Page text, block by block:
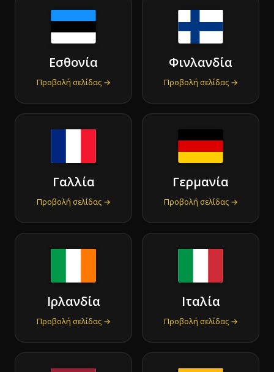
Εσθονία
Προβολή σελίδας →
Φινλανδία
Προβολή σελίδας →
Γαλλία
Προβολή σελίδας →
Γερμανία
Προβολή σελίδας →
Ιρλανδία
Προβολή σελίδας →
Ιταλία
Προβολή σελίδας →